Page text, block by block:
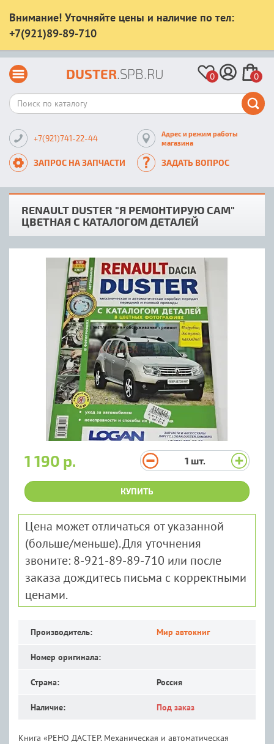
Внимание! Уточняйте цены и наличие по тел:
+7(921)89-89-710
DUSTER.SPB.RU 0 0
+7(921)741-22-44
Адрес и режим работы
магазина
ЗАПРОС НА ЗАПЧАСТИ ЗАДАТЬ ВОПРОС
RENAULT DUSTER "Я РЕМОНТИРУЮ САМ"
ЦВЕТНАЯ С КАТАЛОГОМ ДЕТАЛЕЙ
1 190 р. 1 шт.
КУПИТЬ
Цена может отличаться от указанной
(больше/меньше). Для уточнения
звоните: 8-921-89-89-710 или после
заказа дождитесь письма с корректными
ценами.
Производитель: Мир автокниг
Номер оригинала:
Страна: Россия
Наличие: Под заказ
Книга «РЕНО ДАСТЕР. Механическая и автоматическая